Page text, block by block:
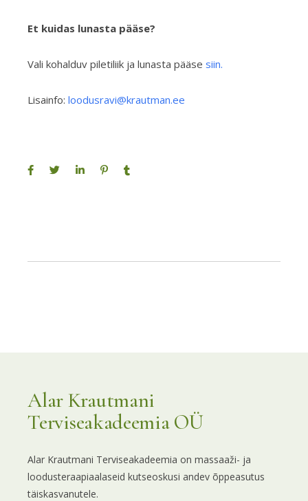
Et kuidas lunasta pääse?
Vali kohalduv piletiliik ja lunasta pääsesiin.
Lisainfo: loodusravi@krautman.ee
Alar Krautmani
Terviseakadeemia OÜ
Alar Krautmani Terviseakadeemia on massaaži- ja
loodusteraapiaalaseid kutseoskusi andev õppeasutus
täiskasvanutele.